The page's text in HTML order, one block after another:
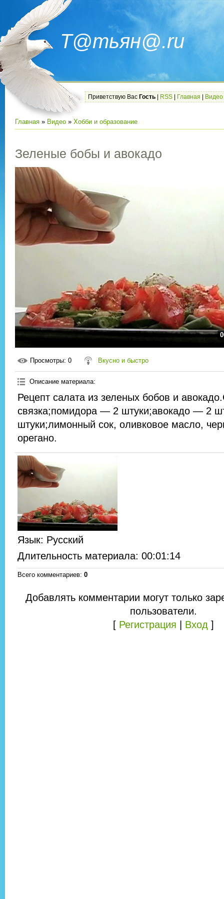
Т@тьян@.ru
Приветствую Вас Гость RSS Главная Видео
Главная » Видео » Хобби и образование
Зеленые бобы и авокадо
Просмотры: 0 Вкусно и быстро
Описание материала:
Рецепт салата из зеленых бобов и
связка;помидора — 2 штуки;авокадо — 2
штуки;лимонный сок, оливковое масло,
орегано.
Язык: Русский
Длительность материала: 00:01:14
Всего комментариев: 0
Добавлять комментарии могут только
пользователи.
[ Регистрация Вход ]